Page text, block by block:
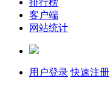
排行榜
客户端
网站统计
用户登录 快速注册